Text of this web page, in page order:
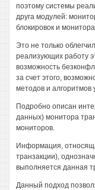
поэтому системы
друга модулей:
блокировок и
Это не только
реализующих работу
возможность
за счет этого,
методов и
Подробно описан
данных) монитора
мониторов.
Информация,
транзакции),
выполняется данная
Данный подход